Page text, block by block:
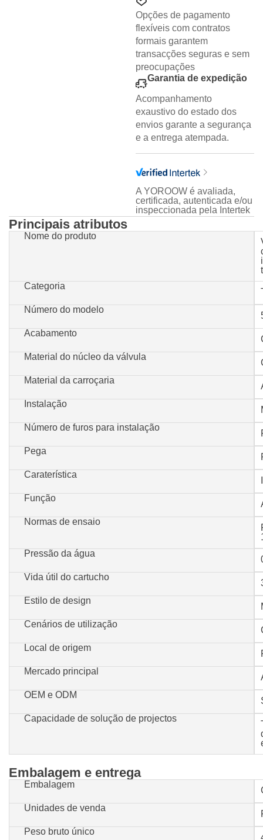
Opções de pagamento
flexíveis com contratos
formais garantem
transacções seguras e sem
preocupações
Garantia de expedição
Acompanhamento
exaustivo do estado dos
envios garante a segurança
e a entrega atempada.
A YOROOW é avaliada,
certificada, autenticada e/ou
inspeccionada pela Intertek
Principais atributos
Nome do produto
Categoria
Número do modelo
Acabamento
Material do núcleo da válvula
Material da carroçaria
Instalação
Número de furos para instalação
Pega
Caraterística
Função
Normas de ensaio
Pressão da água
Vida útil do cartucho
Estilo de design
Cenários de utilização
Local de origem
Mercado principal
OEM e ODM
Capacidade de solução de projectos
Embalagem e entrega
Embalagem
Unidades de venda
Peso bruto único